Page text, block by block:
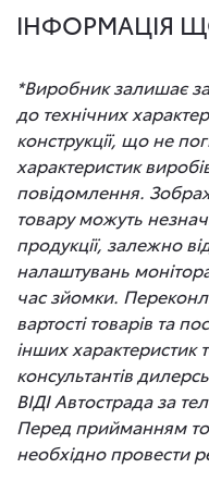
ІНФОРМАЦІЯ
*Виробник залишає
до технічних
конструкції, що не
характеристик
повідомлення.
товару можуть
продукції, залежно
налаштувань
час зйомки.
вартості товарів та
інших характеристик
консультантів
ВІДІ Автострада за
Перед прийманням
необхідно провести